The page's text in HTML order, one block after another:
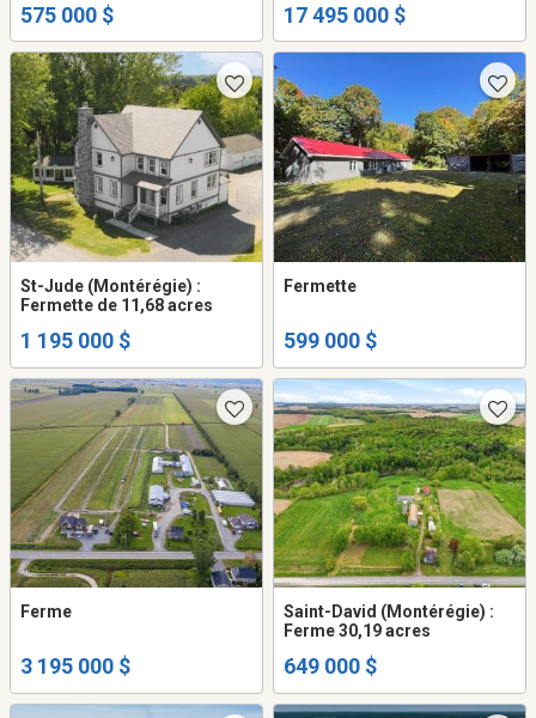
575 000 $ 17 495 000 $
St-Jude (Montérégie) :
Fermette de 11,68 acres
1 195 000 $
Fermette
599 000 $
Ferme
3 195 000 $
Saint-David (Montérégie) :
Ferme 30,19 acres
649 000 $